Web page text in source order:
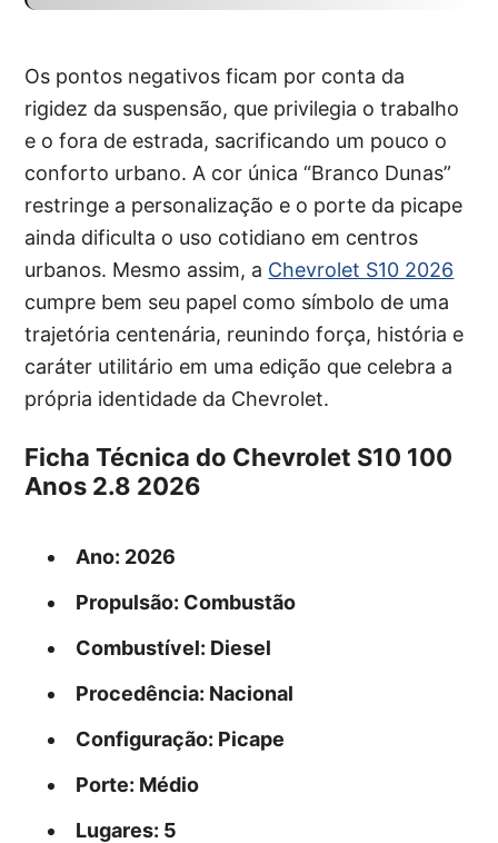
Os pontos negativos ficam por conta da
rigidez da suspensão, que privilegia o trabalho
e o fora de estrada, sacrificando um pouco o
conforto urbano. A cor única “Branco Dunas”
restringe a personalização e o porte da picape
ainda dificulta o uso cotidiano em centros
urbanos. Mesmo assim, a Chevrolet S10 2026
cumpre bem seu papel como símbolo de uma
trajetória centenária, reunindo força, história e
caráter utilitário em uma edição que celebra a
própria identidade da Chevrolet.
Ficha Técnica do Chevrolet S10 100
Anos 2.8 2026
Ano: 2026
Propulsão: Combustão
Combustível: Diesel
Procedência: Nacional
Configuração: Picape
Porte: Médio
Lugares: 5